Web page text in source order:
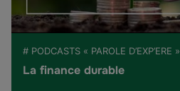
# PODCASTS « PAROLE D’EXP’ERE »
La finance durable